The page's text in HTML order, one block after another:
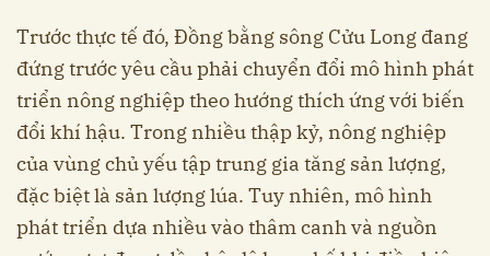
Trước thực tế đó, Đồng bằng sông Cửu Long đang
đứng trước yêu cầu phải chuyển đổi mô hình phát
triển nông nghiệp theo hướng thích ứng với biến
đổi khí hậu. Trong nhiều thập kỷ, nông nghiệp
của vùng chủ yếu tập trung gia tăng sản lượng,
đặc biệt là sản lượng lúa. Tuy nhiên, mô hình
phát triển dựa nhiều vào thâm canh và nguồn